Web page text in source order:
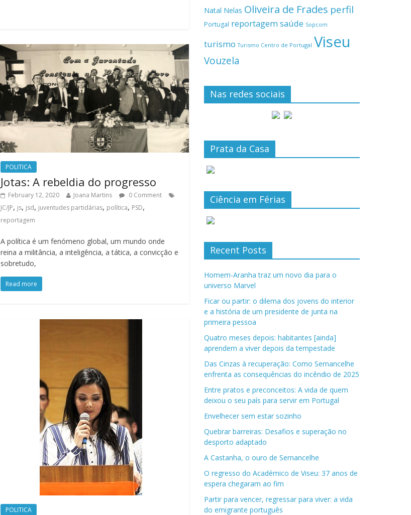
POLITICA
Jotas: A rebeldia do progresso
February 12, 2020 Joana Martins
0 Comment
JC/JP, js, jsd, juventudes partidárias, política, PSD,
reportagem
A política é um fenómeno global, um mundo onde
reina a militância, a inteligência, a tática, a convicção e
sobretudo,
Read more
POLITICA
Natal Nelas Oliveira de Frades perfil
Portugal reportagemsaúde Sopcom
turismo Turismo Centro de Portugal Viseu
Vouzela
Nas redes sociais
Prata da Casa
Ciência em Férias
Recent Posts
Homem-Aranha traz um novo dia para o
universo Marvel
Ficar ou partir: o dilema dos jovens do interior
e a história de um presidente de junta na
primeira pessoa
Quatro meses depois: habitantes [ainda]
aprendem a viver depois da tempestade
Das Cinzas à recuperação: Como Sernancelhe
enfrenta as consequências do incêndio de 2025
Entre pratos e preconceitos: A vida de quem
deixou o seu país para servir em Portugal
Envelhecer sem estar sozinho
Quebrar barreiras: Desafios e superação no
desporto adaptado
A Castanha, o ouro de Sernancelhe
O regresso do Académico de Viseu: 37 anos de
espera chegaram ao fim
Partir para vencer, regressar para viver: a vida
do emigrante português